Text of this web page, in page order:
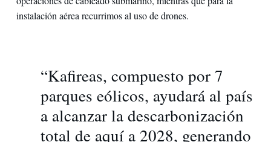
instalación aérea recurrimos al uso de drones.
“Kafireas, compuesto por 7
parques eólicos, ayudará al país
a alcanzar la descarbonización
total de aquí a 2028, generando